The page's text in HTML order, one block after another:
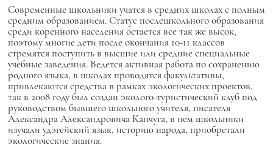
Современные школьники учатся в средних школах с полным
средним образованием. Статус послешкольного образования
среди коренного населения остается все так же высок,
поэтому многие дети после окончания 10-11 классов
стремятся поступить в высшие или средние специальные
учебные заведения. Ведется активная работа по сохранению
родного языка, в школах проводятся факультативы,
привлекаются средства в рамках экологических проектов,
так в 2008 году был создан эколого-туристический клуб под
руководством бывшего школьного учителя, писателя
Александра Александровича Канчуга, в нем школьники
изучали удэгейский язык, историю народа, приобретали
экологические знания.